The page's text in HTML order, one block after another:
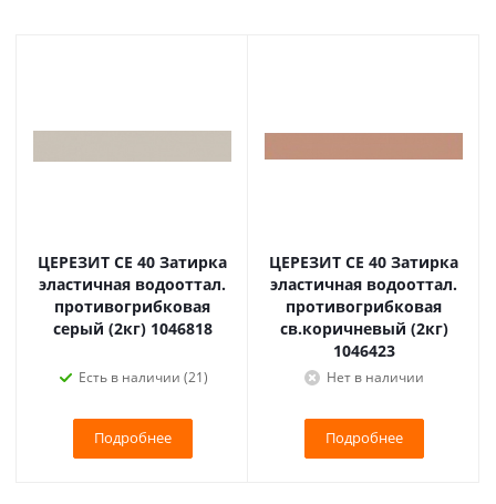
ЦЕРЕЗИТ CE 40 Затирка
эластичная водооттал.
противогрибковая
серый (2кг) 1046818
Есть в наличии (21)
Подробнее
ЦЕРЕЗИТ CE 40 Затирка
эластичная водооттал.
противогрибковая
св.коричневый (2кг)
1046423
Нет в наличии
Подробнее